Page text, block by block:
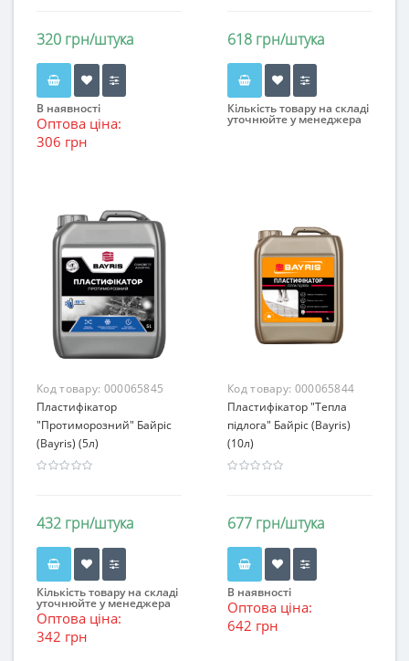
320 грн/штука
В наявності
Оптова ціна:
306 грн
618 грн/штука
Кількість товару на складі
уточнюйте у менеджера
Код товару: 000065845
Пластифікатор
"Протиморозний" Байріс
(Bayris) (5л)
432 грн/штука
Кількість товару на складі
уточнюйте у менеджера
Оптова ціна:
342 грн
Код товару: 000065844
Пластифікатор "Тепла
підлога" Байріс (Bayris)
(10л)
677 грн/штука
В наявності
Оптова ціна:
642 грн